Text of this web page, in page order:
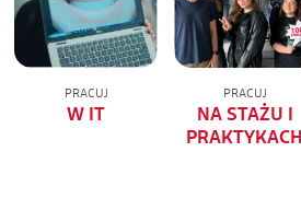
PRACUJ
W IT
PRACUJ
NA STAŻU I
PRAKTYKACH